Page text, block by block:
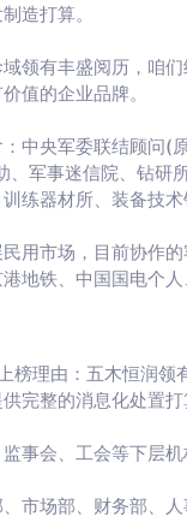
造打算。
领有丰盛阅历，咱
值的企业品牌。
中央军委联结顾问(
、军事迷信院、钻研
练器材所、装备技术
用市场，目前协作
地铁、中国国电个
榜理由：五木恒润
完整的消息化处置打
事会、工会等下层
市场部、财务部、人